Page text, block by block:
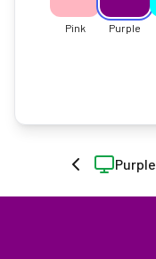
Pink Purple
Purple